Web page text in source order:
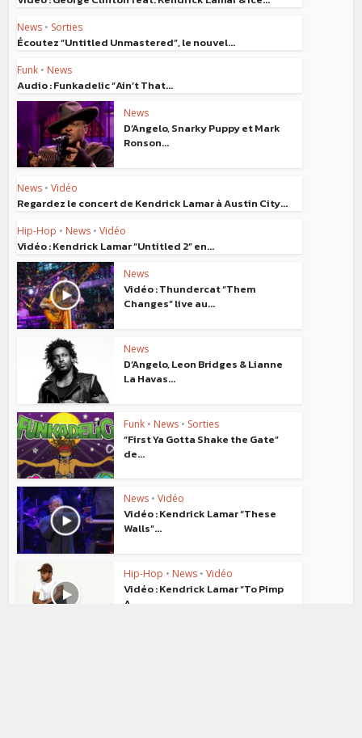
News • Sorties
Écoutez “Untitled Unmastered”, le nouvel...
Funk • News
Audio : Funkadelic “Ain’t That...
News
D’Angelo, Snarky Puppy et Mark
Ronson...
News • Vidéo
Regardez le concert de Kendrick Lamar à Austin City...
Hip-Hop • News • Vidéo
Vidéo : Kendrick Lamar “Untitled 2” en...
News
Vidéo : Thundercat “Them
Changes” live au...
News
D’Angelo, Leon Bridges & Lianne
La Havas...
Funk • News • Sorties
“First Ya Gotta Shake the Gate”
de...
News • Vidéo
Vidéo : Kendrick Lamar “These
Walls”...
Hip-Hop • News • Vidéo
Vidéo : Kendrick Lamar “To Pimp
A...